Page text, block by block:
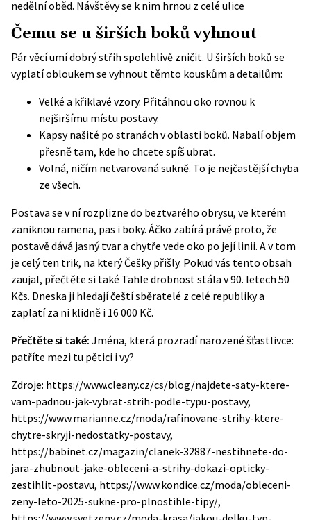
nedělní oběd. Návštěvy se k nim hrnou z celé ulice
Čemu se u širších boků vyhnout
Pár věcí umí dobrý střih spolehlivě zničit. U širších boků se
vyplatí obloukem se vyhnout těmto kouskům a detailům:
Velké a křiklavé vzory. Přitáhnou oko rovnou k
nejširšímu místu postavy.
Kapsy našité po stranách v oblasti boků. Nabalí objem
přesně tam, kde ho chcete spíš ubrat.
Volná, ničím netvarovaná sukně. To je nejčastější chyba
ze všech.
Postava se v ní rozplizne do beztvarého obrysu, ve kterém
zaniknou ramena, pas i boky. Áčko zabírá právě proto, že
postavě dává jasný tvar a chytře vede oko po její linii. A v tom
je celý ten trik, na který Češky přišly. Pokud vás tento obsah
zaujal, přečtěte si také Tahle drobnost stála v 90. letech 50
Kčs. Dneska ji hledají čeští sběratelé z celé republiky a
zaplatí za ni klidně i 16 000 Kč.
Přečtěte si také: Jména, která prozradí narozené šťastlivce:
patříte mezi tu pětici i vy?
Zdroje: https://www.cleany.cz/cs/blog/najdete-saty-ktere-
vam-padnou-jak-vybrat-strih-podle-typu-postavy,
https://www.marianne.cz/moda/rafinovane-strihy-ktere-
chytre-skryji-nedostatky-postavy,
https://babinet.cz/magazin/clanek-32887-nestihnete-do-
jara-zhubnout-jake-obleceni-a-strihy-dokazi-opticky-
zestihlit-postavu, https://www.kondice.cz/moda/obleceni-
zeny-leto-2025-sukne-pro-plnostihle-tipy/,